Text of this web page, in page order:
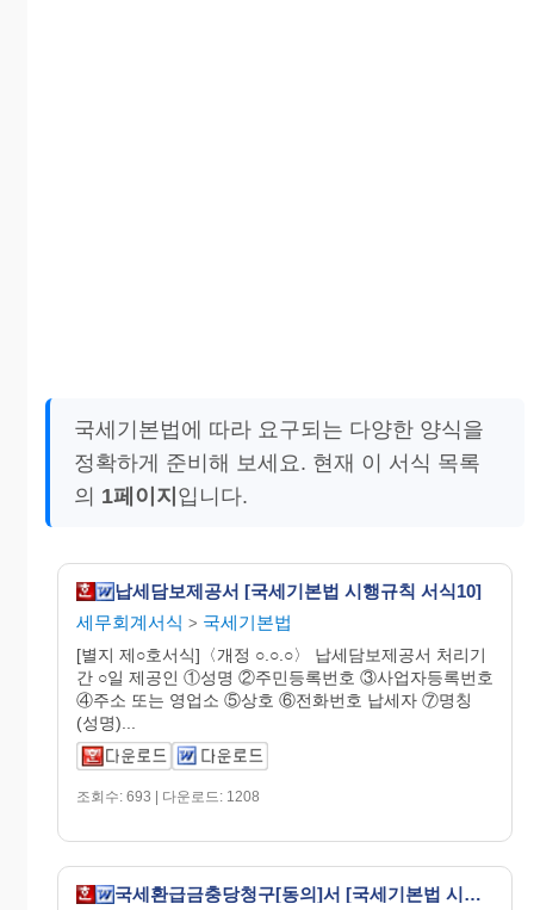
국세기본법에 따라 요구되는 다양한 양식을
정확하게 준비해 보세요. 현재 이 서식 목록
의 1페이지 입니다.
납세담보제공서 [국세기본법 시행규칙 서식10]
세무회계서식 > 국세기본법
[별지 제○호서식]〈개정 ○.○.○〉 납세담보제공서 처리기
간 ○일 제공인 ①성명 ②주민등록번호 ③사업자등록번호
④주소 또는 영업소 ⑤상호 ⑥전화번호 납세자 ⑦명칭
(성명)...
조회수: 693 | 다운로드: 1208
국세환급금충당청구[동의]서 [국세기본법 시행규칙 서식19의2]